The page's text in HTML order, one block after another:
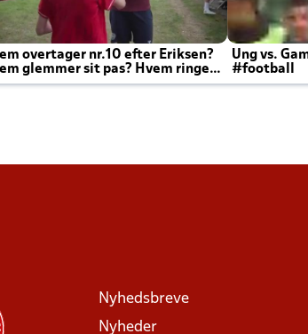
overtager nr.10 efter Eriksen?
glemmer sit pas? Hvem ringer
altid til efter kampe?
Ung vs.
#football
Nyhedsbreve
Nyheder